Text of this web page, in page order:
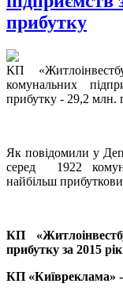
прибутку
КП
комунальних
прибутку - 29,2 млн.
Як повідомили у
серед 1922
найбільш
КП
прибутку за 2015 рік
КП «Київреклама»